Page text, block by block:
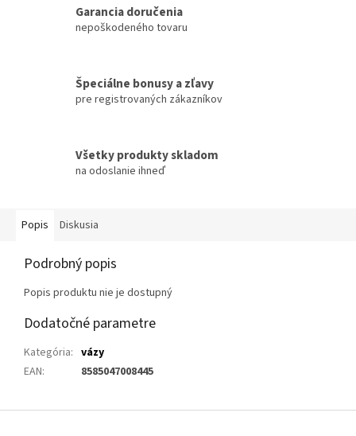
Garancia doručenia
nepoškodeného tovaru
Špeciálne bonusy a zľavy
pre registrovaných zákazníkov
Všetky produkty skladom
na odoslanie ihneď
Popis Diskusia
Podrobný popis
Popis produktu nie je dostupný
Dodatočné parametre
Kategória: vázy
EAN: 8585047008445
Z